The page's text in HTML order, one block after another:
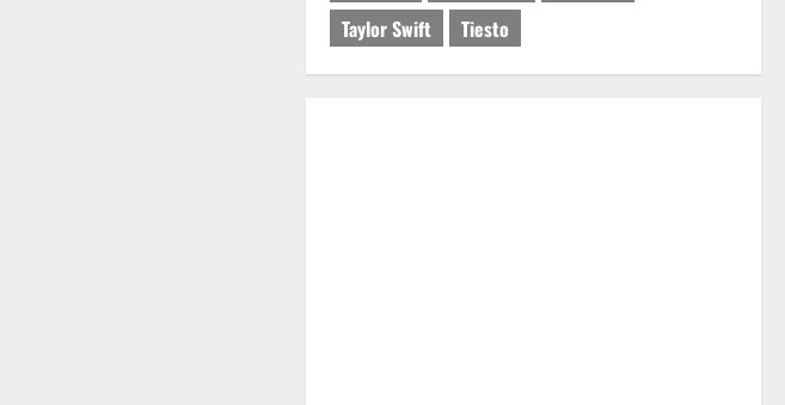
Taylor Swift
Tiesto